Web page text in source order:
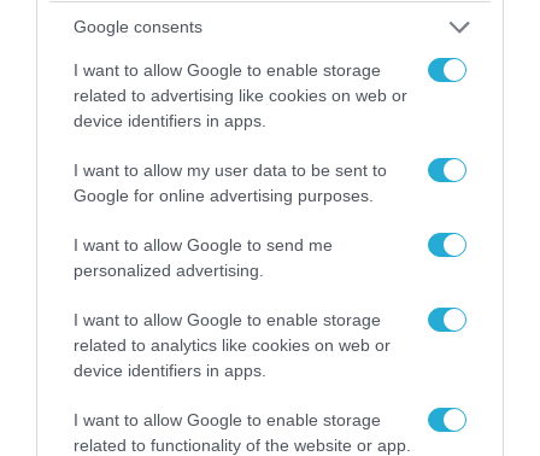
Google consents
I want to allow Google to enable storage
related to advertising like cookies on web or
device identifiers in apps.
I want to allow my user data to be sent to
Google for online advertising purposes.
I want to allow Google to send me
personalized advertising.
I want to allow Google to enable storage
related to analytics like cookies on web or
device identifiers in apps.
I want to allow Google to enable storage
related to functionality of the website or app.
04.08.2026 | 13:02
Η ανακοίνωση του Πανελλήνιου Σωματείου
Πυροσβεστών για την δημοσιογράφο του OPEN
που γέλασε στη φωτιά